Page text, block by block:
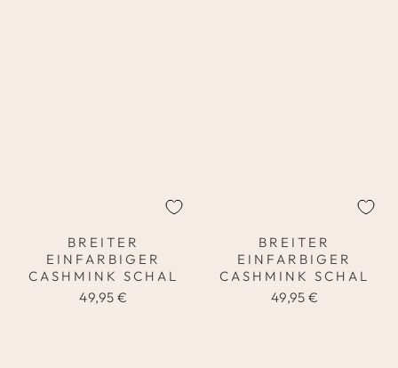
BREITER
EINFARBIGER
CASHMINK SCHAL
49,95 €
BREITER
EINFARBIGER
CASHMINK SCHAL
49,95 €